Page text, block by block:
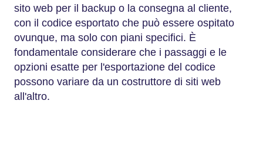
sito web per il backup o la consegna al cliente,
con il codice esportato che può essere ospitato
ovunque, ma solo con piani specifici. È
fondamentale considerare che i passaggi e le
opzioni esatte per l'esportazione del codice
possono variare da un costruttore di siti web
all'altro.